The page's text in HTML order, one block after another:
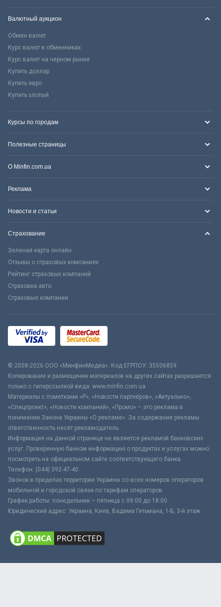
Валютный аукцион
Обмен валют
Курс валют в обменниках
Курс валют на черном рынке
Купить доллар
Купить евро
Купить злотый
Курсы по городам
Полезные страницы
О Minfin.com.ua
Реклама
Новости и статьи
Страхование
Зеленая карта онлайн
Отзывы о страховых компаниях
Рейтинг страховых компаний
Страховка авто
Страховые компании
© 2008-2026 ООО «МинфинМедиа». Код ЕГРПОУ: 35506859
Копирование и размещение материалов на других сайтах разрешается
только с гиперссылкой вида: www.minfin.com.ua
Материалы с пометками «Р», «Новости партнёров», «Актуально»,
«Спецпроект», «Новости компаний», «Промо» – это реклама в
понимании Закона Украины «О рекламе». За содержание рекламы
ответственность несёт рекламодатель.
Информация на данной странице не является рекламой банковских
услуг. Проверенную банком информацию о продуктах и услугах можно
посмотреть на официальном сайте соответствующего банка.
Телефон: (044) 392-47-40
Звонок в пределах территории Украины со всех номеров операторов
мобильной и городской связи по тарифам операторов
График работы: понедельник – пятница с 09:00 до 18:00
Юридический адрес: Украина, Киев, Вадима Гетьмана, 1-Б, 3-й этаж